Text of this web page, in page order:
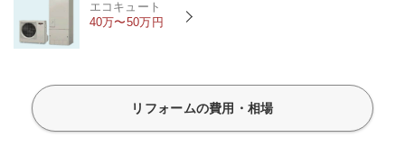
エコキュート
40万〜50万円
リフォームの費用・相場